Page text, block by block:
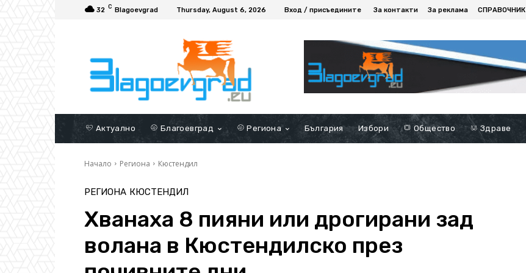
32 C Blagoevgrad Thursday, August 6, 2026 Вход / присъедините За контакти За реклама СПРАВОЧНИК
Актуално Благоевград Региона България Избори Общество Здраве
Начало Региона Кюстендил
РЕГИОНА КЮСТЕНДИЛ
Хванаха 8 пияни или дрогирани зад
волана в Кюстендилско през